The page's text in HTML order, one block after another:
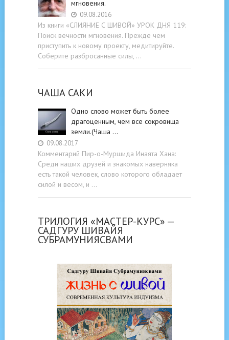
мгновения.
09.08.2016
Из книги «СЛИЯНИЕ С ШИВОЙ» УРОК ДНЯ 119:
Поиск вечности мгновения. Прежде чем
приступить к новому проекту, медитируйте.
Соберите разбросанные силы, …
ЧАША САКИ
Одно слово может быть более
драгоценным, чем все сокровища
земли.(Чаша …
09.08.2017
Комментарий Пир-о-Муршида Инаята Хана:
Среди наших друзей и знакомых наверняка
есть такой человек, слово которого обладает
силой и весом, и …
ТРИЛОГИЯ «МАСТЕР-КУРС» —
САДГУРУ ШИВАЙЯ
СУБРАМУНИЯСВАМИ